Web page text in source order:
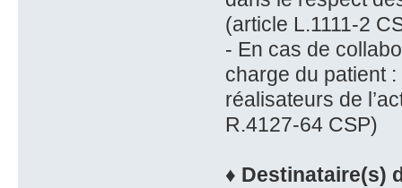
(article L.1111-2
- En cas de
charge du patient
réalisateurs de
R.4127-64 CSP)
♦ Destinataire(s)